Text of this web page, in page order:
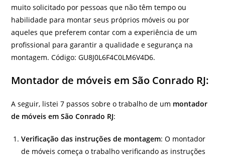
muito solicitado por pessoas que não têm tempo ou
habilidade para montar seus próprios móveis ou por
aqueles que preferem contar com a experiência de um
profissional para garantir a qualidade e segurança na
montagem. Código: GU8J0L6F4C0LM6V4D6.
Montador de móveis em São Conrado RJ:
A seguir, listei 7 passos sobre o trabalho de um montador
de móveis em São Conrado RJ:
Verificação das instruções de montagem: O montador
de móveis começa o trabalho verificando as instruções